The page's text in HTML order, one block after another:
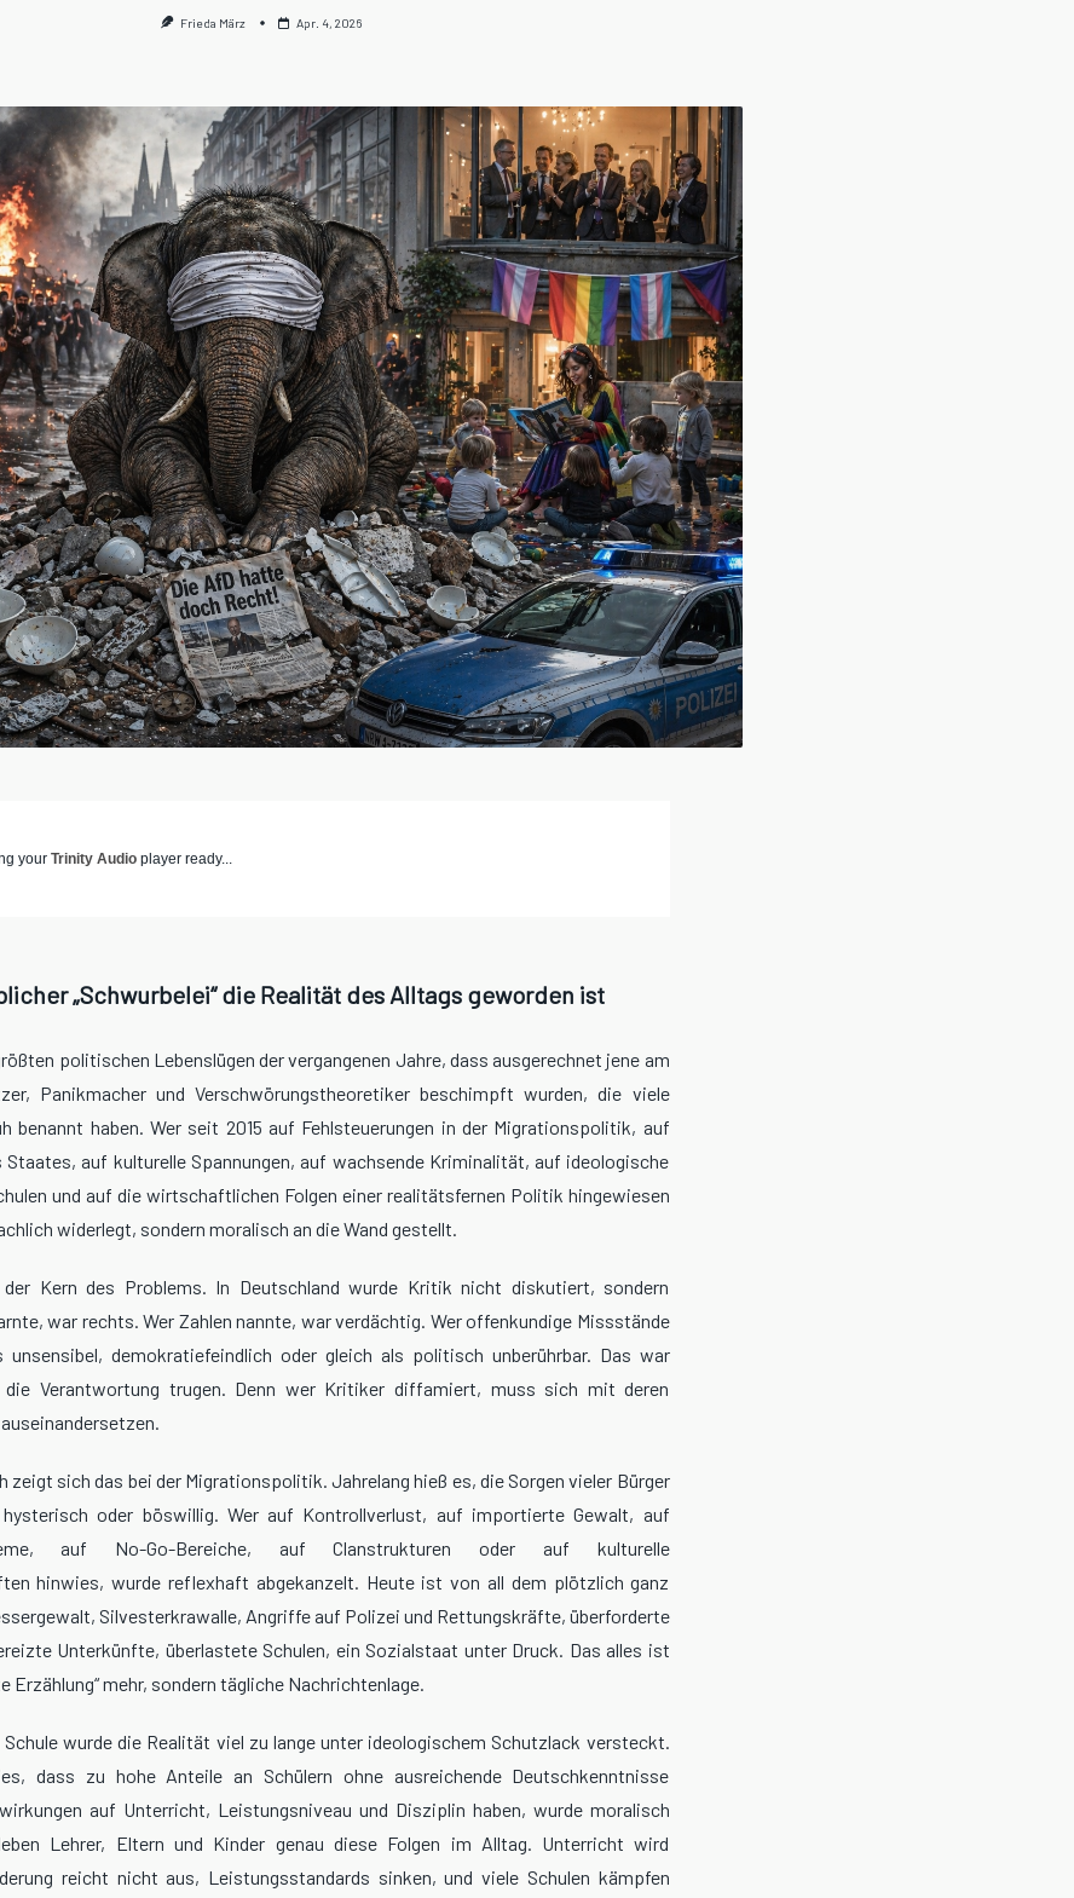
Frieda März Apr. 4, 2026
your Trinity Audioplayer ready...
„Schwurbelei“ die Realität des Alltags geworden ist
politischen Lebenslügen der vergangenen Jahre, dass ausgerechnet jene am
Panikmacher und Verschwörungstheoretiker beschimpft wurden, die viele
benannt haben. Wer seit 2015 auf Fehlsteuerungen in der Migrationspolitik, auf
Staates, auf kulturelle Spannungen, auf wachsende Kriminalität, auf ideologische
und auf die wirtschaftlichen Folgen einer realitätsfernen Politik hingewiesen
widerlegt, sondern moralisch an die Wand gestellt.
der Kern des Problems. In Deutschland wurde Kritik nicht diskutiert, sondern
war rechts. Wer Zahlen nannte, war verdächtig. Wer offenkundige Missstände
unsensibel, demokratiefeindlich oder gleich als politisch unberührbar. Das war
die Verantwortung trugen. Denn wer Kritiker diffamiert, muss sich mit deren
zeigt sich das bei der Migrationspolitik. Jahrelang hieß es, die Sorgen vieler Bürger
hysterisch oder böswillig. Wer auf Kontrollverlust, auf importierte Gewalt, auf
auf No-Go-Bereiche, auf Clanstrukturen oder auf kulturelle
hinwies, wurde reflexhaft abgekanzelt. Heute ist von all dem plötzlich ganz
Silvesterkrawalle, Angriffe auf Polizei und Rettungskräfte, überforderte
Unterkünfte, überlastete Schulen, ein Sozialstaat unter Druck. Das alles ist
Erzählung“ mehr, sondern tägliche Nachrichtenlage.
Schule wurde die Realität viel zu lange unter ideologischem Schutzlack versteckt.
dass zu hohe Anteile an Schülern ohne ausreichende Deutschkenntnisse
auf Unterricht, Leistungsniveau und Disziplin haben, wurde moralisch
Lehrer, Eltern und Kinder genau diese Folgen im Alltag. Unterricht wird
reicht nicht aus, Leistungsstandards sinken, und viele Schulen kämpfen